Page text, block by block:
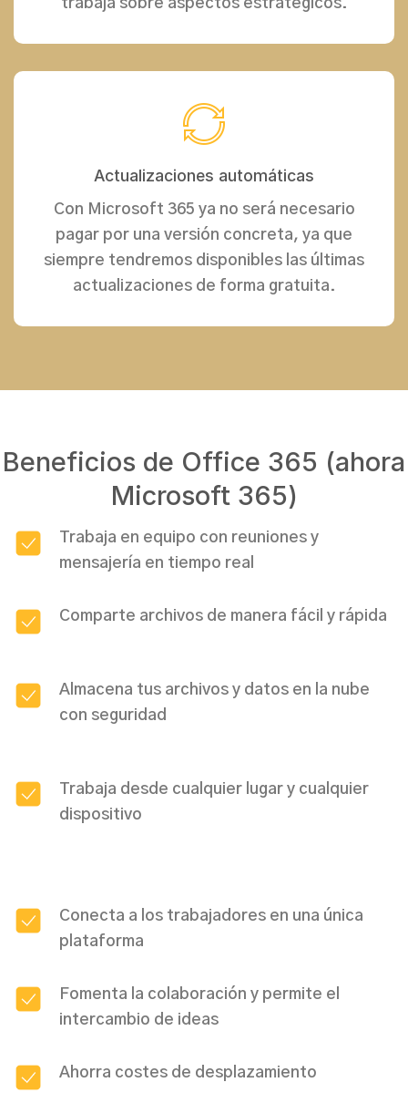
trabaja sobre aspectos estratégicos.
Actualizaciones automáticas
Con Microsoft 365 ya no será necesario
pagar por una versión concreta, ya que
siempre tendremos disponibles las últimas
actualizaciones de forma gratuita.
Beneficios de Office 365 (ahora
Microsoft 365)
Trabaja en equipo con reuniones y
mensajería en tiempo real
Comparte archivos de manera fácil y rápida
Almacena tus archivos y datos en la nube
con seguridad
Trabaja desde cualquier lugar y cualquier
dispositivo
Conecta a los trabajadores en una única
plataforma
Fomenta la colaboración y permite el
intercambio de ideas
Ahorra costes de desplazamiento